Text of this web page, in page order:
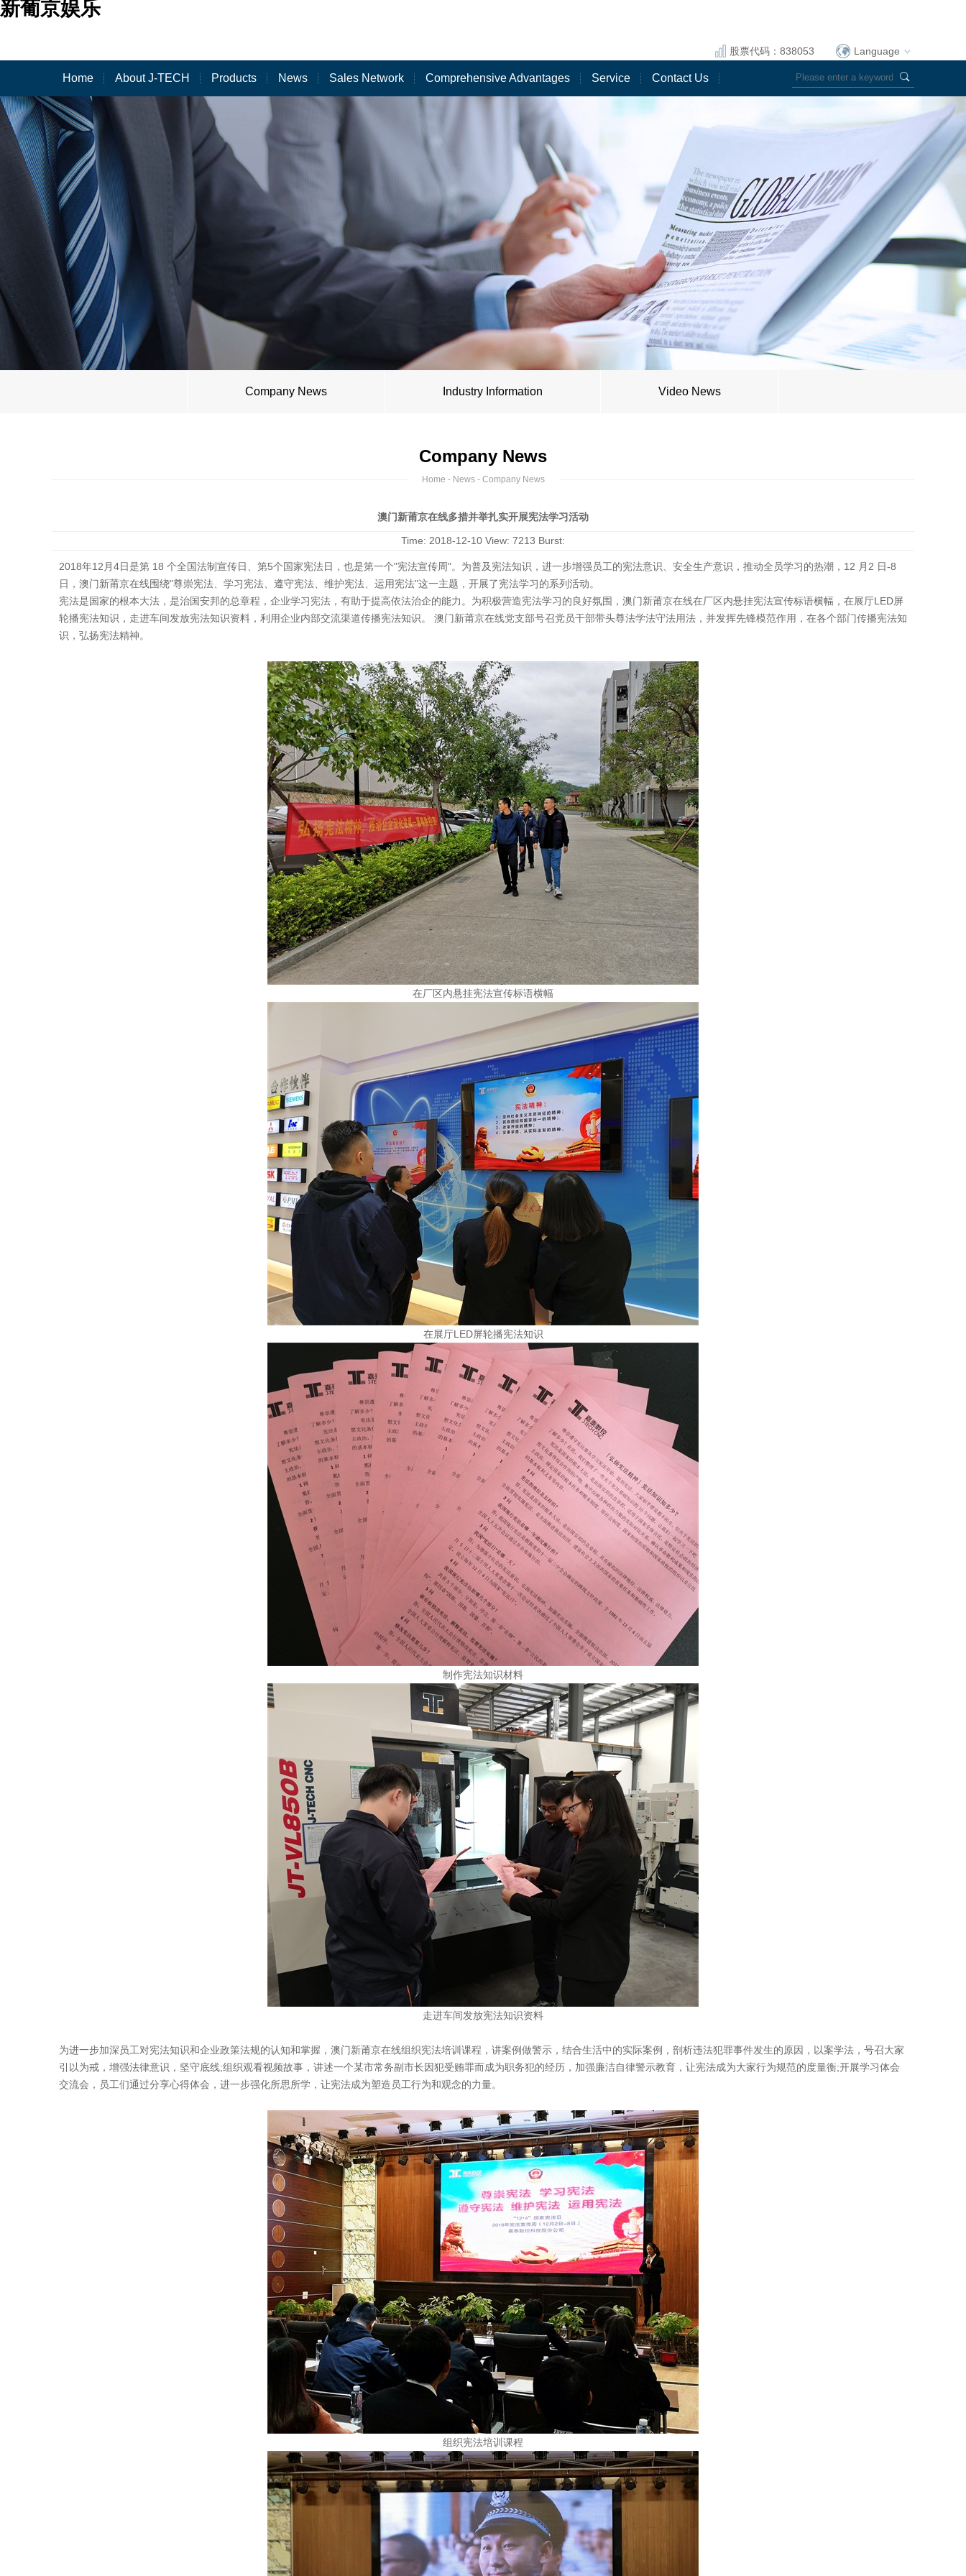
新葡京娱乐
股票代码：838053 Language
Home About J-TECH Products News Sales Network Comprehensive Advantages Service Contact Us
Company News Industry Information Video News
Company News
Home - News- Company News
澳门新莆京在线多措并举扎实开展宪法学习活动
Time: 2018-12-10 View: 7213 Burst:
2018年12月4日是第 18 个全国法制宣传日、第5个国家宪法日，也是第一个"宪法宣传周"。为普及宪法知识，进一步增强员工的宪法意识、安全生产意识，推动全员学习的热潮，12 月2 日-8
日，澳门新莆京在线围绕"尊崇宪法、学习宪法、遵守宪法、维护宪法、运用宪法"这一主题，开展了宪法学习的系列活动。
宪法是国家的根本大法，是治国安邦的总章程，企业学习宪法，有助于提高依法治企的能力。为积极营造宪法学习的良好氛围，澳门新莆京在线在厂区内悬挂宪法宣传标语横幅，在展厅LED屏
轮播宪法知识，走进车间发放宪法知识资料，利用企业内部交流渠道传播宪法知识。 澳门新莆京在线党支部号召党员干部带头尊法学法守法用法，并发挥先锋模范作用，在各个部门传播宪法知
识，弘扬宪法精神。
在厂区内悬挂宪法宣传标语横幅
在展厅LED屏轮播宪法知识
制作宪法知识材料
走进车间发放宪法知识资料
为进一步加深员工对宪法知识和企业政策法规的认知和掌握，澳门新莆京在线组织宪法培训课程，讲案例做警示，结合生活中的实际案例，剖析违法犯罪事件发生的原因，以案学法，号召大家
引以为戒，增强法律意识，坚守底线;组织观看视频故事，讲述一个某市常务副市长因犯受贿罪而成为职务犯的经历，加强廉洁自律警示教育，让宪法成为大家行为规范的度量衡;开展学习体会
交流会，员工们通过分享心得体会，进一步强化所思所学，让宪法成为塑造员工行为和观念的力量。
组织宪法培训课程